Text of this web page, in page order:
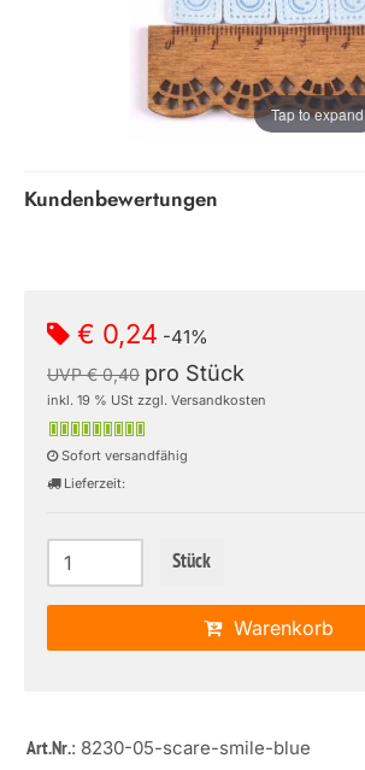
Tap to expand
Kundenbewertungen
€ 0,24 -41%
UVP € 0,40 pro Stück
inkl. 19 % USt zzgl. Versandkosten
Sofort versandfähig
Lieferzeit:
Stück
Warenkorb
Art.Nr.: 8230-05-scare-smile-blue